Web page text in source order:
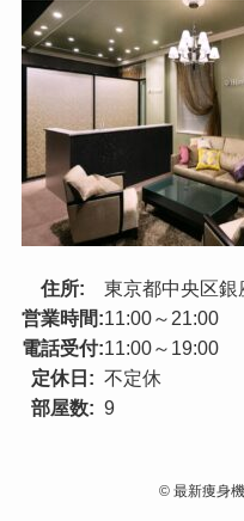
住所:
東京都中央区
営業時間:11:00～21:00
電話受付:11:00～19:00
定休日: 不定休
部屋数: 9
©最新痩身